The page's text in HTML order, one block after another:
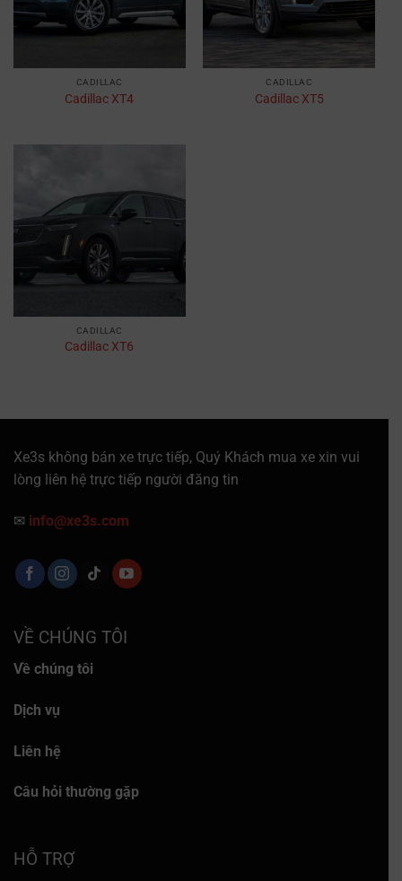
CADILLAC
Cadillac XT4
CADILLAC
Cadillac XT5
CADILLAC
Cadillac XT6
Xe3s không bán xe trực tiếp, Quý Khách mua xe xin vui
lòng liên hệ trực tiếp người đăng tin
✉ info@xe3s.com
VỀ CHÚNG TÔI
Về chúng tôi
Dịch vụ
Liên hệ
Câu hỏi thường gặp
HỖ TRỢ